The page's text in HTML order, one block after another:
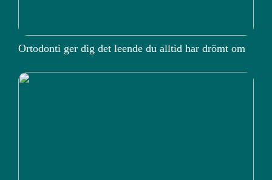
Ortodonti ger dig det leende du alltid har drömt om